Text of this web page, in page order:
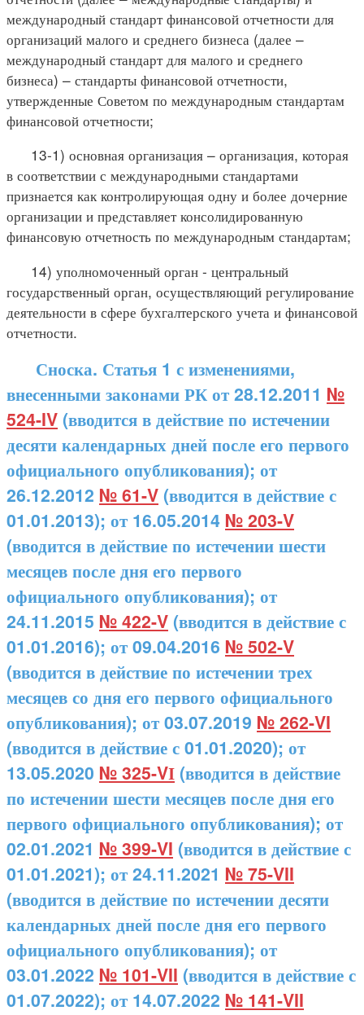
международный стандарт финансовой отчетности для
организаций малого и среднего бизнеса (далее –
международный стандарт для малого и среднего
бизнеса) – стандарты финансовой отчетности,
утвержденные Советом по международным стандартам
финансовой отчетности;
13-1) основная организация – организация, которая
в соответствии с международными стандартами
признается как контролирующая одну и более дочерние
организации и представляет консолидированную
финансовую отчетность по международным стандартам;
14) уполномоченный орган - центральный
государственный орган, осуществляющий регулирование
деятельности в сфере бухгалтерского учета и финансовой
отчетности.
Сноска. Статья 1 с изменениями,
внесенными законами РК от 28.12.2011 №
524-IV (вводится в действие по истечении
десяти календарных дней после его первого
официального опубликования); от
26.12.2012 № 61-V (вводится в действие с
01.01.2013); от 16.05.2014 № 203-V
(вводится в действие по истечении шести
месяцев после дня его первого
официального опубликования); от
24.11.2015 № 422-V (вводится в действие с
01.01.2016); от 09.04.2016 № 502-V
(вводится в действие по истечении трех
месяцев со дня его первого официального
опубликования); от 03.07.2019 № 262-VI
(вводится в действие с 01.01.2020); от
13.05.2020 № 325-VІ (вводится в действие
по истечении шести месяцев после дня его
первого официального опубликования); от
02.01.2021 № 399-VI (вводится в действие с
01.01.2021); от 24.11.2021 № 75-VII
(вводится в действие по истечении десяти
календарных дней после дня его первого
официального опубликования); от
03.01.2022 № 101-VII (вводится в действие с
01.07.2022); от 14.07.2022 № 141-VII